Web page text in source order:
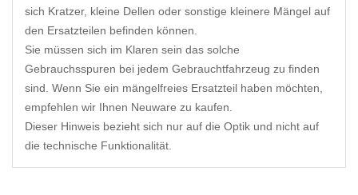
sich Kratzer, kleine Dellen oder sonstige kleinere Mängel auf
den Ersatzteilen befinden können.
Sie müssen sich im Klaren sein das solche
Gebrauchsspuren bei jedem Gebrauchtfahrzeug zu finden
sind. Wenn Sie ein mängelfreies Ersatzteil haben möchten,
empfehlen wir Ihnen Neuware zu kaufen.
Dieser Hinweis bezieht sich nur auf die Optik und nicht auf
die technische Funktionalität.